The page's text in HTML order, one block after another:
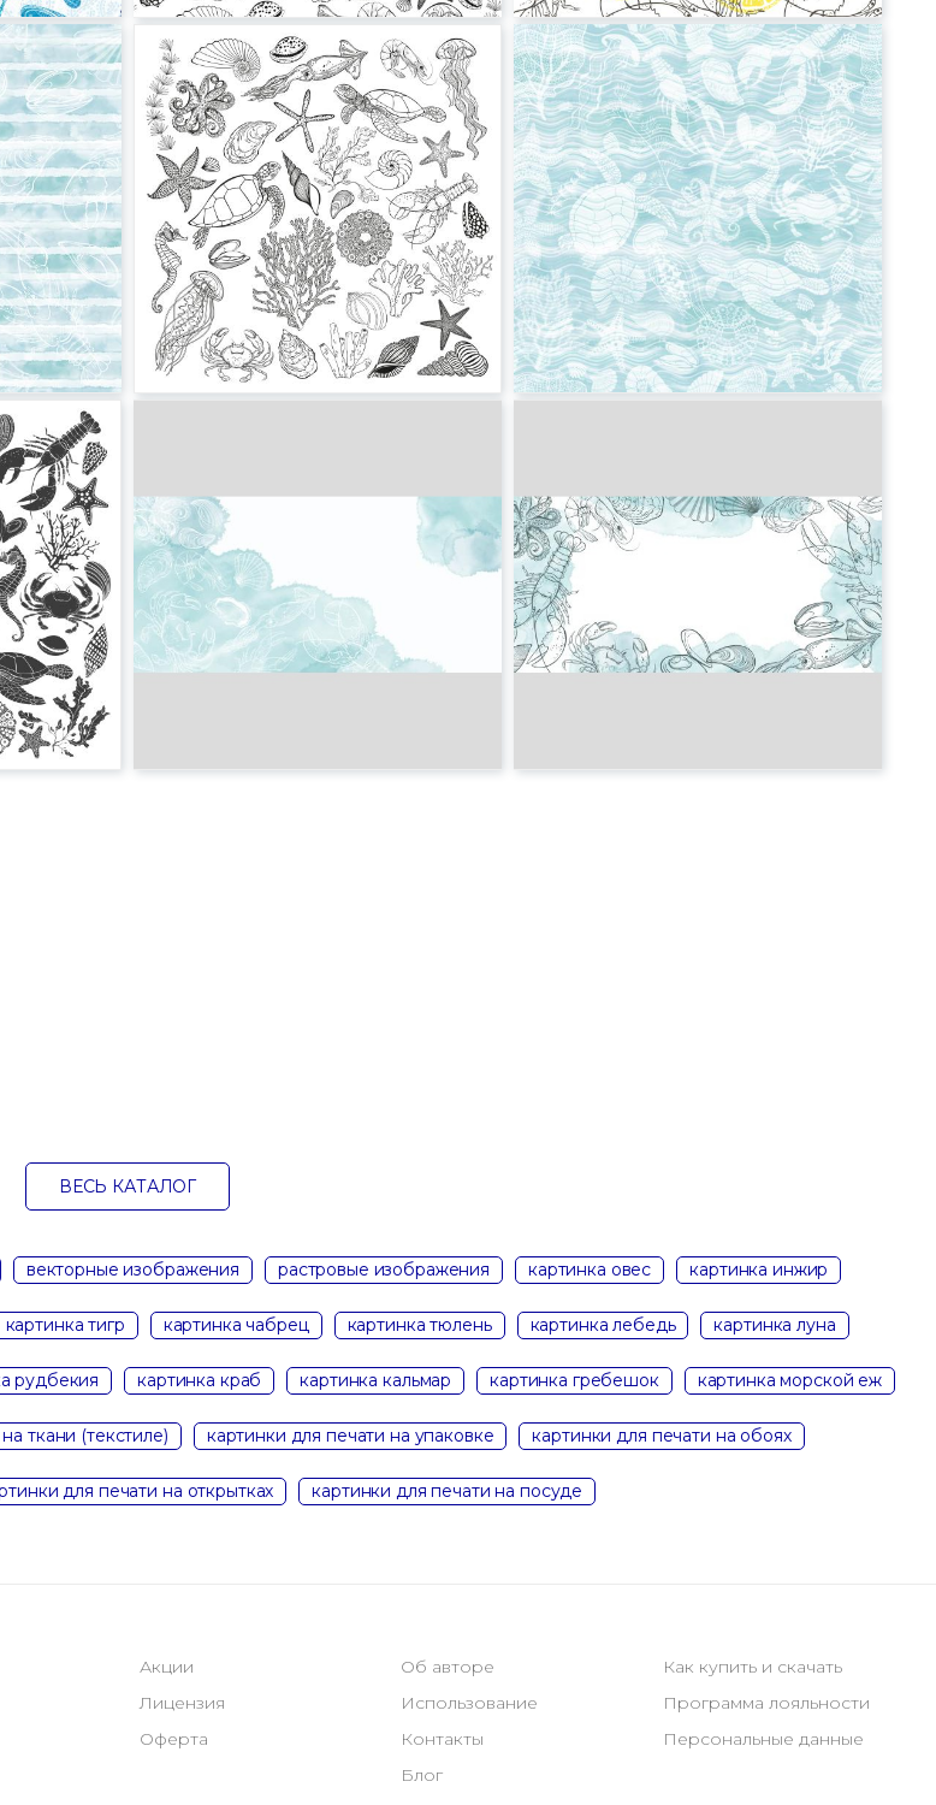
ВЕСЬ КАТАЛОГ
векторные изображения растровые изображения картинка овес картинка инжир
картинка тигр картинка чабрец картинка тюлень картинка лебедь картинка луна
рудбекия картинка краб картинка кальмар картинка гребешок картинка морской еж
ткани (текстиле) картинки для печати на упаковке картинки для печати на обоях
для печати на открытках картинки для печати на посуде
Акции
Лицензия
Оферта
Об авторе
Использование
Контакты
Блог
Как купить и скачать
Программа лояльности
Персональные данные